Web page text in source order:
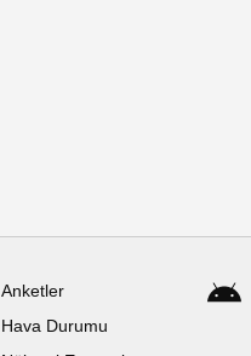
Anketler
Hava Durumu